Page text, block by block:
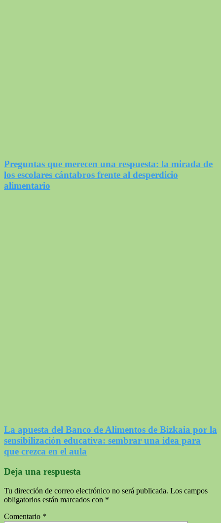
Preguntas que merecen una respuesta: la mirada de
los escolares cántabros frente al desperdicio
alimentario
La apuesta del Banco de Alimentos de Bizkaia por la
sensibilización educativa: sembrar una idea para
que crezca en el aula
Deja una respuesta
Tu dirección de correo electrónico no será publicada. Los campos
obligatorios están marcados con *
Comentario *